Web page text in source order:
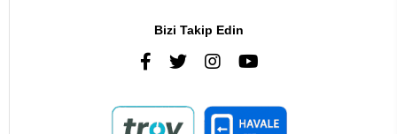
Bizi Takip Edin